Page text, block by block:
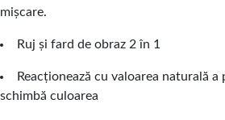
mișcare.
Ruj și fard de obraz 2 în 1
Reacționează cu valoarea naturală
schimbă culoarea